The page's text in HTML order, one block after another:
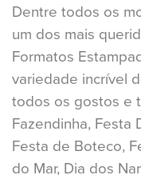
Dentre todos os
um dos mais
Formatos
variedade incrível
todos os gostos e
Fazendinha, Festa
Festa de Boteco,
do Mar, Dia dos